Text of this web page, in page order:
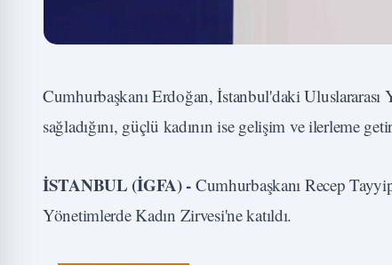
Cumhurbaşkanı Erdoğan, İstanbul'daki
sağladığını, güçlü kadının ise gelişim ve ilerleme
İSTANBUL (İGFA) - Cumhurbaşkanı Recep
Yönetimlerde Kadın Zirvesi'ne katıldı.